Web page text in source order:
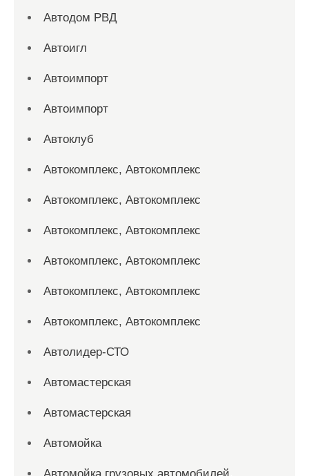
Автодом РВД
Автоигл
Автоимпорт
Автоимпорт
Автоклуб
Автокомплекс, Автокомплекс
Автокомплекс, Автокомплекс
Автокомплекс, Автокомплекс
Автокомплекс, Автокомплекс
Автокомплекс, Автокомплекс
Автокомплекс, Автокомплекс
Автолидер-СТО
Автомастерская
Автомастерская
Автомойка